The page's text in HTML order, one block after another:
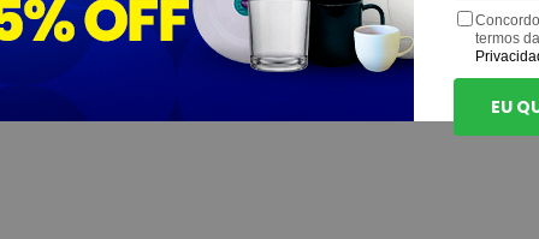
termos
EU